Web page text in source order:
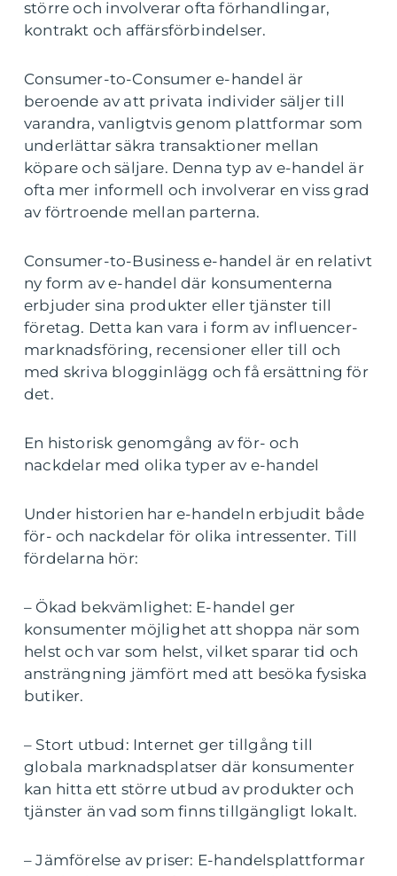
större och involverar ofta förhandlingar,
kontrakt och affärsförbindelser.
Consumer-to-Consumer e-handel är
beroende av att privata individer säljer till
varandra, vanligtvis genom plattformar som
underlättar säkra transaktioner mellan
köpare och säljare. Denna typ av e-handel är
ofta mer informell och involverar en viss grad
av förtroende mellan parterna.
Consumer-to-Business e-handel är en relativt
ny form av e-handel där konsumenterna
erbjuder sina produkter eller tjänster till
företag. Detta kan vara i form av influencer-
marknadsföring, recensioner eller till och
med skriva blogginlägg och få ersättning för
det.
En historisk genomgång av för- och
nackdelar med olika typer av e-handel
Under historien har e-handeln erbjudit både
för- och nackdelar för olika intressenter. Till
fördelarna hör:
– Ökad bekvämlighet: E-handel ger
konsumenter möjlighet att shoppa när som
helst och var som helst, vilket sparar tid och
ansträngning jämfört med att besöka fysiska
butiker.
– Stort utbud: Internet ger tillgång till
globala marknadsplatser där konsumenter
kan hitta ett större utbud av produkter och
tjänster än vad som finns tillgängligt lokalt.
– Jämförelse av priser: E-handelsplattformar